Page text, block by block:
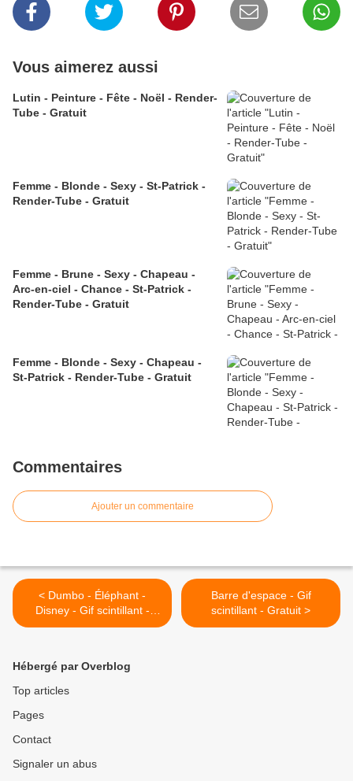
Vous aimerez aussi
Lutin - Peinture - Fête - Noël - Render-
Tube - Gratuit
Femme - Blonde - Sexy - St-Patrick -
Render-Tube - Gratuit
Femme - Brune - Sexy - Chapeau -
Arc-en-ciel - Chance - St-Patrick -
Render-Tube - Gratuit
Femme - Blonde - Sexy - Chapeau -
St-Patrick - Render-Tube - Gratuit
Commentaires
Ajouter un commentaire
< Dumbo - Éléphant -
Disney - Gif scintillant -
Gratuit
Barre d'espace - Gif
scintillant - Gratuit >
Hébergé par Overblog
Top articles
Pages
Contact
Signaler un abus